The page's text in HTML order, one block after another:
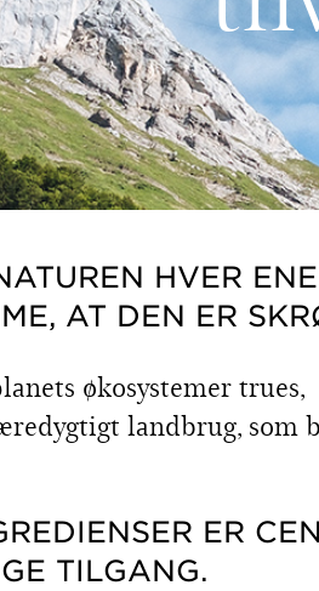
HVER
AT DEN ER
økosystemer trues,
landbrug, som
ER
TILGANG.